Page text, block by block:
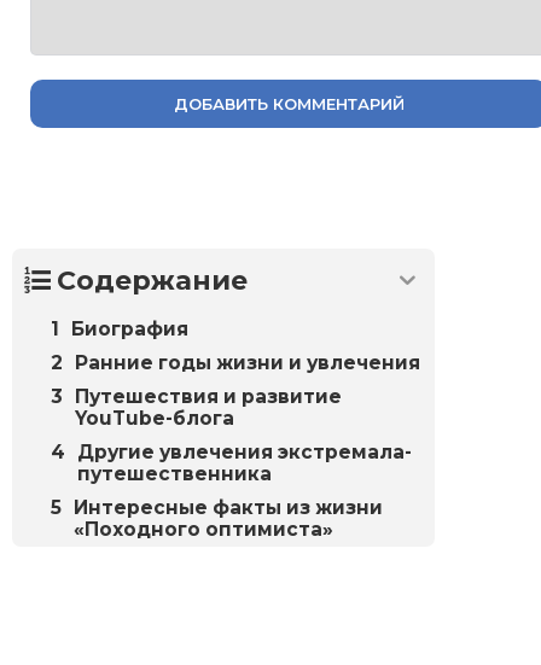
ДОБАВИТЬ КОММЕНТАРИЙ
Содержание
Биография
Ранние годы жизни и увлечения
Путешествия и развитие
YouTube-блога
Другие увлечения экстремала-
путешественника
Интересные факты из жизни
«Походного оптимиста»